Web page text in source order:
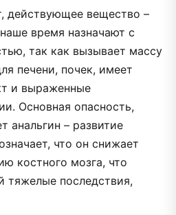
действующее вещество –
время назначают с
так как вызывает массу
печени, почек, имеет
и выраженные
Основная опасность,
анальгин – развитие
что он снижает
костного мозга, что
тяжелые последствия,